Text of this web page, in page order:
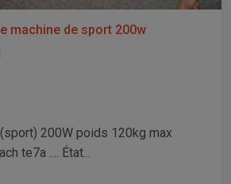
machine de sport 200w
200W poids 120kg max
te7a .... État...